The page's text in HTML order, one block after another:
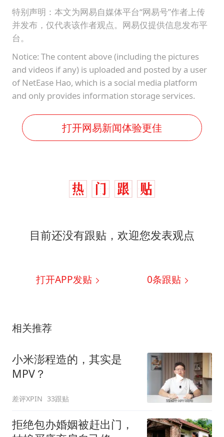
特别声明：本文为网易自媒体平台“网易号”作者上传
并发布，仅代表该作者观点。网易仅提供信息发布平
台。
Notice: The content above (including the pictures
and videos if any) is uploaded and posted by a user
of NetEase Hao, which is a social media platform
and only provides information storage services.
打开网易新闻体验更佳
目前还没有跟贴，欢迎您发表观点
打开APP发贴 0条跟贴
相关推荐
小米澎程造的，其实是
MPV？
差评XPIN 33跟贴
拒绝包办婚姻被赶出门，